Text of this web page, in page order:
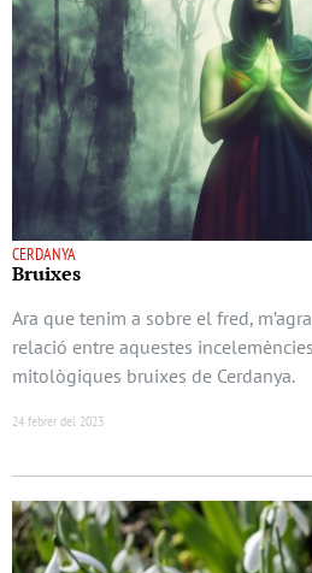
CERDANYA
Bruixes
Ara que tenim a sobre el fred,
relació entre aquestes
mitològiques bruixes de Cerdanya.
24 febrer del 2023